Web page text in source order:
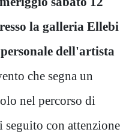
la galleria Ellebi
dell'artista
che segna un
nel percorso di
seguito con attenzione